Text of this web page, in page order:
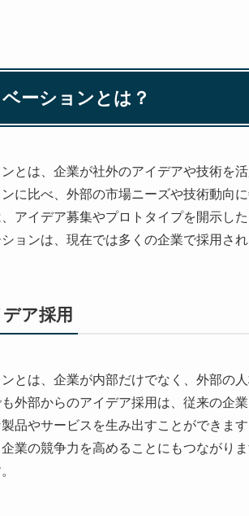
ーションとは？
とは、企業が社外のアイデアや技術を
に比べ、外部の市場ニーズや技術動向
アイデア募集やプロトタイプを開示し
ョンは、現在では多くの企業で採用さ
ア採用
とは、企業が内部だけでなく、外部の
外部からのアイデア採用は、従来の企
品やサービスを生み出すことができま
業の競争力を高めることにもつながり